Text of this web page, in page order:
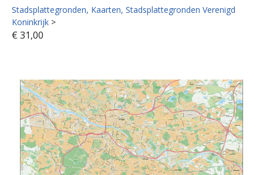
Stadsplattegronden Kaarten Stadsplattegronden Verenigd
Koninkrijk >
€ 31,00